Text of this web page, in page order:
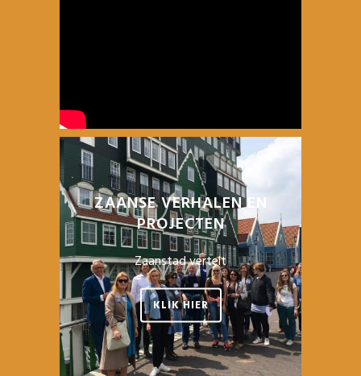
ZAANSE VERHALEN EN
PROJECTEN
Zaanstad vertelt
KLIK HIER